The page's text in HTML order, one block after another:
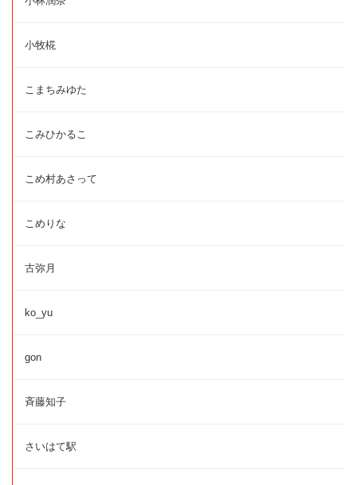
小牧椛
こまちみゆた
こみひかるこ
こめ村あさって
こめりな
古弥月
ko_yu
gon
斉藤知子
さいはて駅